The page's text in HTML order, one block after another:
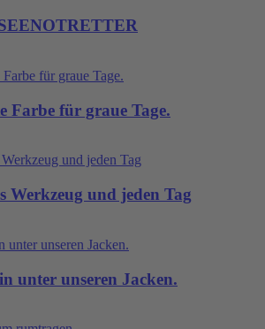
Farbe für graue Tage.
Werkzeug und jeden Tag
unter unseren Jacken.